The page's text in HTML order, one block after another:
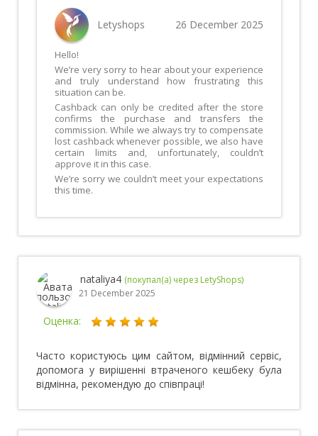
Letyshops 26 December 2025
Hello!
We’re very sorry to hear about your experience
and truly understand how frustrating this
situation can be.
Cashback can only be credited after the store
confirms the purchase and transfers the
commission. While we always try to compensate
lost cashback whenever possible, we also have
certain limits and, unfortunately, couldn’t
approve it in this case.
We’re sorry we couldn’t meet your expectations
this time.
nataliya4 (покупал(а) через LetyShops)
21 December 2025
Оценка:
Часто користуюсь цим сайтом, відмінний сервіс,
допомога у вирішенні втраченого кешбеку була
відмінна, рекомендую до співпраці!